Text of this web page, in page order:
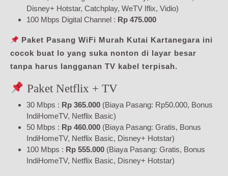
Disney+ Hotstar, Catchplay, WeTV Iflix, Vidio)
100 Mbps Digital Channel : Rp 475.000
Paket Pasang WiFi Murah Kutai Kartanegara ini
cocok buat lo yang suka nonton di layar besar
tanpa harus langganan TV kabel terpisah.
Paket Netflix + TV
30 Mbps : Rp 365.000 (Biaya Pasang: Rp50.000, Bonus
IndiHomeTV, Netflix Basic)
50 Mbps : Rp 460.000 (Biaya Pasang: Gratis, Bonus
IndiHomeTV, Netflix Basic, Disney+ Hotstar)
100 Mbps : Rp 555.000 (Biaya Pasang: Gratis, Bonus
IndiHomeTV, Netflix Basic, Disney+ Hotstar)